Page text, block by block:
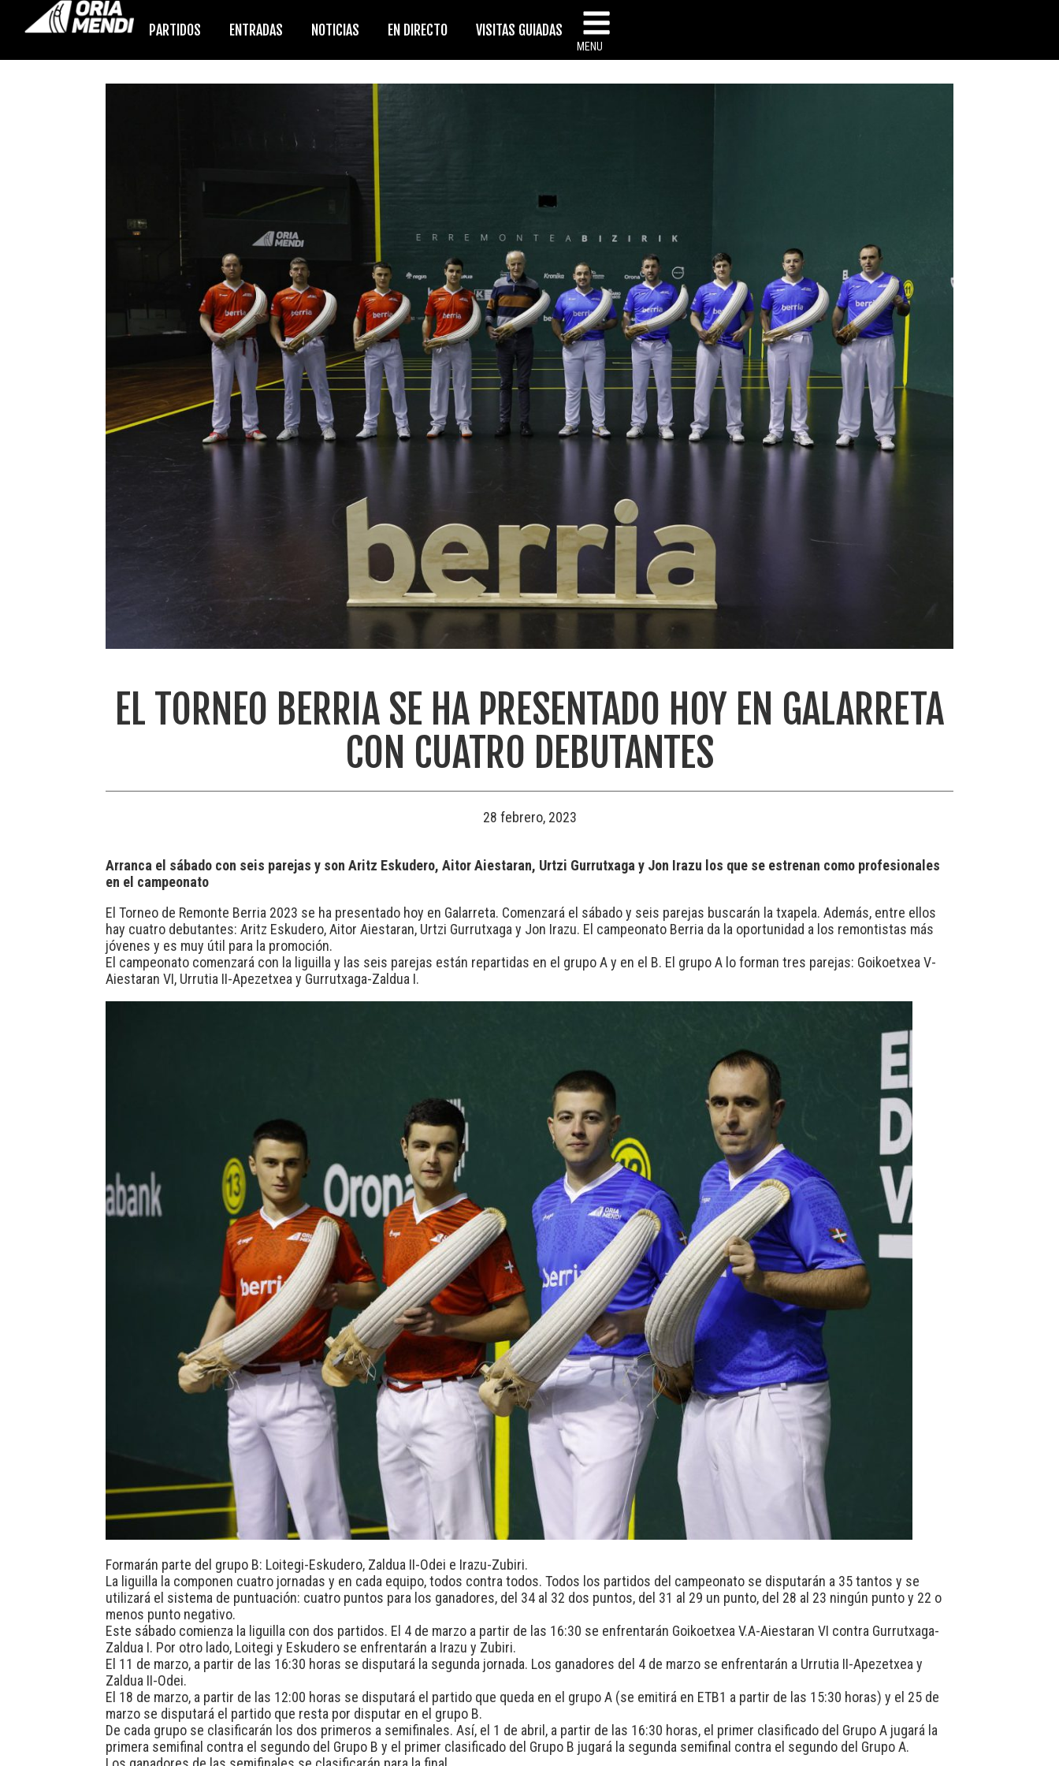
PARTIDOS ENTRADAS NOTICIAS EN DIRECTO VISITAS GUIADAS
MENU
EL TORNEO BERRIA SE HA PRESENTADO HOY EN GALARRETA
CON CUATRO DEBUTANTES
28 febrero, 2023
Arranca el sábado con seis parejas y son Aritz Eskudero, Aitor Aiestaran, Urtzi Gurrutxaga y Jon Irazu los que se estrenan como profesionales
en el campeonato
El Torneo de Remonte Berria 2023 se ha presentado hoy en Galarreta. Comenzará el sábado y seis parejas buscarán la txapela. Además, entre ellos
hay cuatro debutantes: Aritz Eskudero, Aitor Aiestaran, Urtzi Gurrutxaga y Jon Irazu. El campeonato Berria da la oportunidad a los remontistas más
jóvenes y es muy útil para la promoción.
El campeonato comenzará con la liguilla y las seis parejas están repartidas en el grupo A y en el B. El grupo A lo forman tres parejas: Goikoetxea V-
Aiestaran VI, Urrutia II-Apezetxea y Gurrutxaga-Zaldua I.
Formarán parte del grupo B: Loitegi-Eskudero, Zaldua II-Odei e Irazu-Zubiri.
La liguilla la componen cuatro jornadas y en cada equipo, todos contra todos. Todos los partidos del campeonato se disputarán a 35 tantos y se
utilizará el sistema de puntuación: cuatro puntos para los ganadores, del 34 al 32 dos puntos, del 31 al 29 un punto, del 28 al 23 ningún punto y 22 o
menos punto negativo.
Este sábado comienza la liguilla con dos partidos. El 4 de marzo a partir de las 16:30 se enfrentarán Goikoetxea V.A-Aiestaran VI contra Gurrutxaga-
Zaldua I. Por otro lado, Loitegi y Eskudero se enfrentarán a Irazu y Zubiri.
El 11 de marzo, a partir de las 16:30 horas se disputará la segunda jornada. Los ganadores del 4 de marzo se enfrentarán a Urrutia II-Apezetxea y
Zaldua II-Odei.
El 18 de marzo, a partir de las 12:00 horas se disputará el partido que queda en el grupo A (se emitirá en ETB1 a partir de las 15:30 horas) y el 25 de
marzo se disputará el partido que resta por disputar en el grupo B.
De cada grupo se clasificarán los dos primeros a semifinales. Así, el 1 de abril, a partir de las 16:30 horas, el primer clasificado del Grupo A jugará la
primera semifinal contra el segundo del Grupo B y el primer clasificado del Grupo B jugará la segunda semifinal contra el segundo del Grupo A.